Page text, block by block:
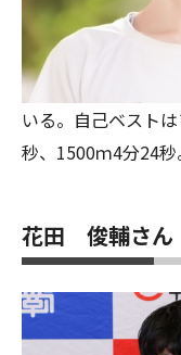
いる。自己ベスト
秒、1500ｍ4分24秒
花田 俊輔さん